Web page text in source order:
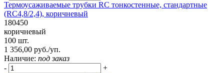
Термоусаживаемые трубки RC тонкостенные, стандартные
(RC4,8/2,4), коричневый
180450
коричневый
100 шт.
1 356,00 руб./уп.
Наличие: под заказ
-
+